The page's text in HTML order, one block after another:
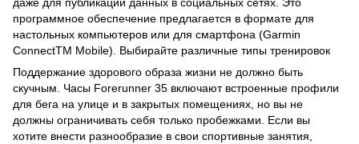
программное обеспечение предлагается в формате для
настольных компьютеров или для смартфона (Garmin
ConnectTM Mobile). Выбирайте различные типы тренировок
Поддержание здорового образа жизни не должно быть
скучным. Часы Forerunner 35 включают встроенные профили
для бега на улице и в закрытых помещениях, но вы не
должны ограничивать себя только пробежками. Если вы
хотите внести разнообразие в свои спортивные занятия,